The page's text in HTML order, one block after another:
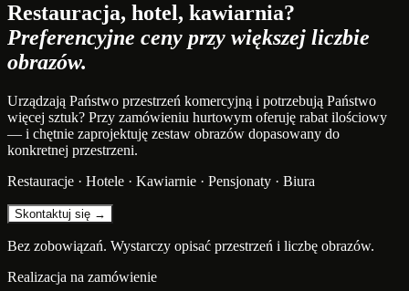
Restauracja, hotel, kawiarnia?
Preferencyjne ceny przy większej liczbie
obrazów.
Urządzają Państwo przestrzeń komercyjną i potrzebują Państwo
więcej sztuk? Przy zamówieniu hurtowym oferuję rabat ilościowy
— i chętnie zaprojektuję zestaw obrazów dopasowany do
konkretnej przestrzeni.
Restauracje · Hotele · Kawiarnie · Pensjonaty · Biura
Skontaktuj się →
Bez zobowiązań. Wystarczy opisać przestrzeń i liczbę obrazów.
Realizacja na zamówienie